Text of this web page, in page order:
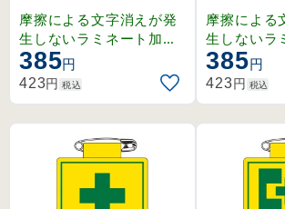
ン式 作業主任者 (1260
16)
摩擦による文字消えが発
生しないラミネート加工
済みワッペン。
385円
423円 税込
ン式 フォ
転者
摩擦による
生しないラ
済みワッペ
385円
423円 税込